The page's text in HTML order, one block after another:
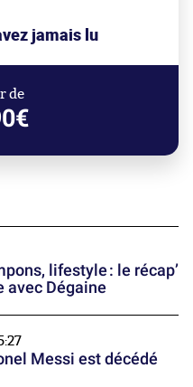
jamais lu
de
lifestyle : le récap’
avec Dégaine
Messi est décédé